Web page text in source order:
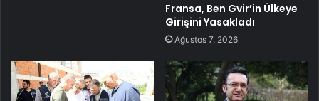
Fransa, Ben Gvir’in Ülkeye
Girişini Yasakladı
Ağustos 7, 2026